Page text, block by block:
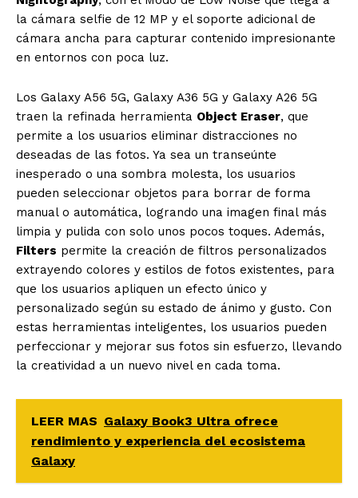
la cámara selfie de 12 MP y el soporte adicional de
cámara ancha para capturar contenido impresionante
en entornos con poca luz.
Los Galaxy A56 5G, Galaxy A36 5G y Galaxy A26 5G
traen la refinada herramienta Object Eraser, que
permite a los usuarios eliminar distracciones no
deseadas de las fotos. Ya sea un transeúnte
inesperado o una sombra molesta, los usuarios
pueden seleccionar objetos para borrar de forma
manual o automática, logrando una imagen final más
limpia y pulida con solo unos pocos toques. Además,
Filters permite la creación de filtros personalizados
extrayendo colores y estilos de fotos existentes, para
que los usuarios apliquen un efecto único y
personalizado según su estado de ánimo y gusto. Con
estas herramientas inteligentes, los usuarios pueden
perfeccionar y mejorar sus fotos sin esfuerzo, llevando
la creatividad a un nuevo nivel en cada toma.
LEER MAS Galaxy Book3 Ultra ofrece
rendimiento y experiencia del ecosistema
Galaxy